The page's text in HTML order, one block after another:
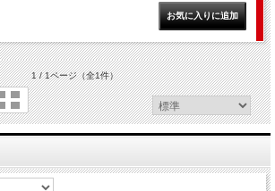
1 / 1ページ（全1件）